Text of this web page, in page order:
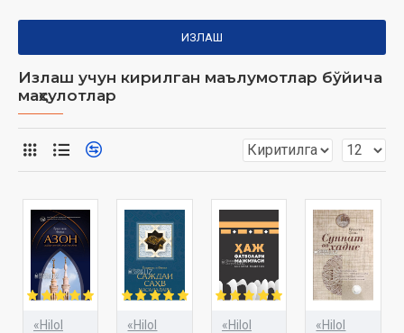
ИЗЛАШ
Излаш учун кирилган маълумотлар бўйича
маҳсулотлар
«Hilol
«Hilol
«Hilol
«Hilol